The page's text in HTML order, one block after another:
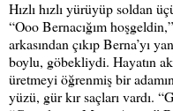
Hızlı hızlı yürüyüp soldan
“Ooo Bernacığım
arkasından çıkıp Berna’yı
boylu, göbekliydi. Hayatın
üretmeyi öğrenmiş bir
yüzü, gür kır saçları vardı.